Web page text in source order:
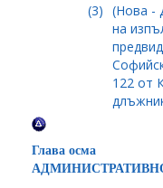
(3) (Нова -
на
122 от
Глава осма